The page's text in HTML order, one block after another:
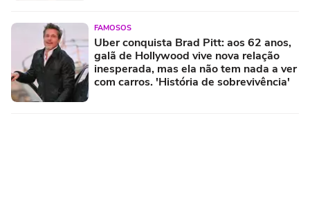
FAMOSOS
Uber conquista Brad Pitt: aos 62 anos,
galã de Hollywood vive nova relação
inesperada, mas ela não tem nada a ver
com carros. 'História de sobrevivência'